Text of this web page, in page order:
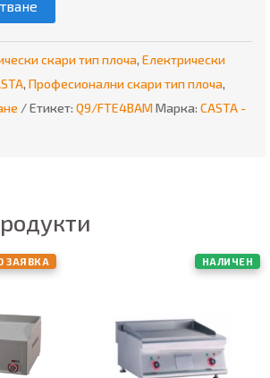
скари тип плоча, Електрически
, Професионални скари тип плоча,
Етикет: Q9/FTE4BАMМарка: CASTA -
ЗАЯВКА НАЛИЧЕН